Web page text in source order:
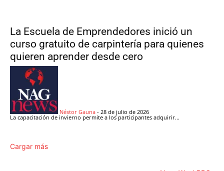
La Escuela de Emprendedores inició un
curso gratuito de carpintería para quienes
quieren aprender desde cero
Néstor Gauna - 28 de julio de 2026
La capacitación de invierno permite a los participantes adquirir...
Cargar más